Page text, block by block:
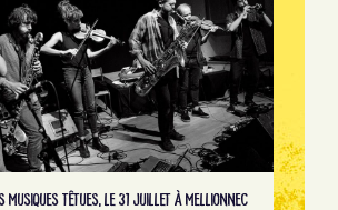
MUSIQUES TÊTUES, LE 31 JUILLET À MELLIONNEC